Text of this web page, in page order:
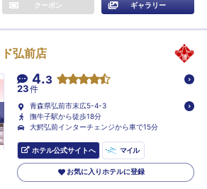
クーポン ギャラリー
弘前店
4.3
23件
青森県弘前市末広5-4-3
撫牛子駅から徒歩18分
大鰐弘前インターチェンジから車で15分
ホテル公式サイトへ マイル
お気に入りホテルに登録